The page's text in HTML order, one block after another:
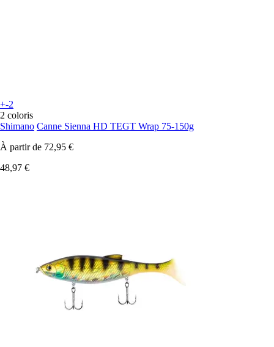
+-2
2 coloris
Shimano Canne Sienna HD TEGT Wrap 75-150g
À partir de 72,95 €
48,97 €